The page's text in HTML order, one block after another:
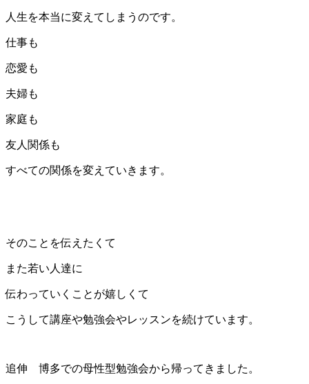
人生を本当に変えてしまうのです。
仕事も
恋愛も
夫婦も
家庭も
友人関係も
すべての関係を変えていきます。
そのことを伝えたくて
また若い人達に
伝わっていくことが嬉しくて
こうして講座や勉強会やレッスンを続けています。
追伸 博多での母性型勉強会から帰ってきました。